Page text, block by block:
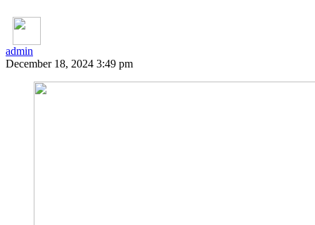
admin
December 18, 2024 3:49 pm